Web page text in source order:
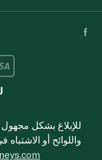
للإبلاغ بشكل
واللوائح أو